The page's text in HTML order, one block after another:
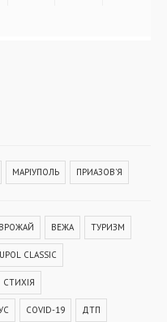
МАРІУПОЛЬ ПРИАЗОВ'Я
ВРОЖАЙ ВЕЖА ТУРИЗМ
CLASSIC
СТИХІЯ
COVID-19 ДТП